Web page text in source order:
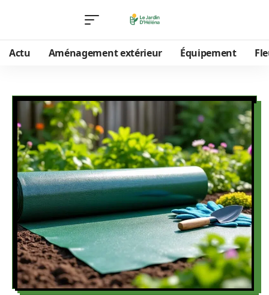
Actu Aménagement extérieur Équipement